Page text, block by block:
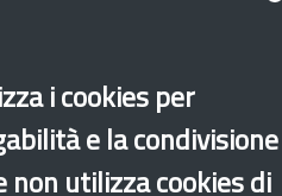
i cookies per
e la condivisione
utilizza cookies di